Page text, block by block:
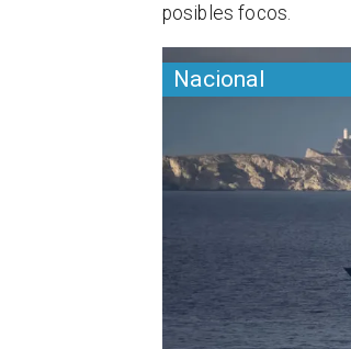
Nacional
posibles focos.